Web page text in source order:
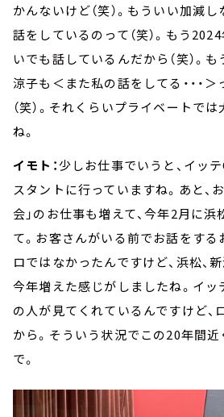
かんないけど（笑）。もういい加減
話をしているのって（笑）。もう
いでも話しているんだから（笑）。
涼子も＜また私の話をしてる・・・＞
（笑）。それくらいプライベートで
ね。
イモト：少しお仕事でいうと、イッ
スタントに行っていますね。あと、
会」のお仕事も増えて、今年2月に
て。お客さんがいる前でお話をす
ロではなかったんですけど、浜松、
今年増えた感じがしましたね。イッ
の人が見てくれているんですけど、
から。そういう状況でこの20年間
で。